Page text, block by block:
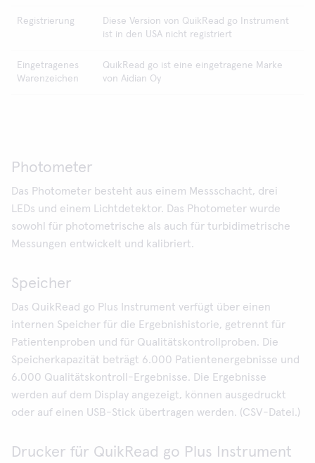
Registrierung
Diese Version von QuikRead go Instrument
ist in den USA nicht registriert
Eingetragenes
Warenzeichen
QuikRead go ist eine eingetragene Marke
von Aidian Oy
Photometer
Das Photometer besteht aus einem Messschacht, drei
LEDs und einem Lichtdetektor. Das Photometer wurde
sowohl für photometrische als auch für turbidimetrische
Messungen entwickelt und kalibriert.
Speicher
Das QuikRead go Plus Instrument verfügt über einen
internen Speicher für die Ergebnishistorie, getrennt für
Patientenproben und für Qualitätskontrollproben. Die
Speicherkapazität beträgt 6.000 Patientenergebnisse und
6.000 Qualitätskontroll-Ergebnisse. Die Ergebnisse
werden auf dem Display angezeigt, können ausgedruckt
oder auf einen USB-Stick übertragen werden. (CSV-Datei.)
Drucker für QuikRead go Plus Instrument